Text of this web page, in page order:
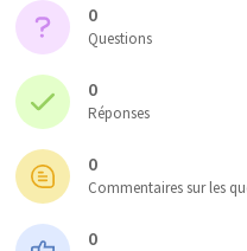
0
Questions
0
Réponses
0
Commentaires sur les
0